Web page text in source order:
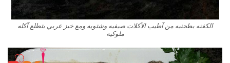
الكفته بطحنيه من آطيب الآكلات صيفيه وشتويه ومع خبز عربي بتطلع آكله
ملوكيه